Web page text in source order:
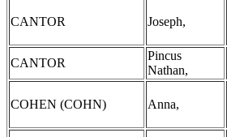
CANTOR Joseph,
CANTOR
Pincus
Nathan,
COHEN (COHN) Anna,